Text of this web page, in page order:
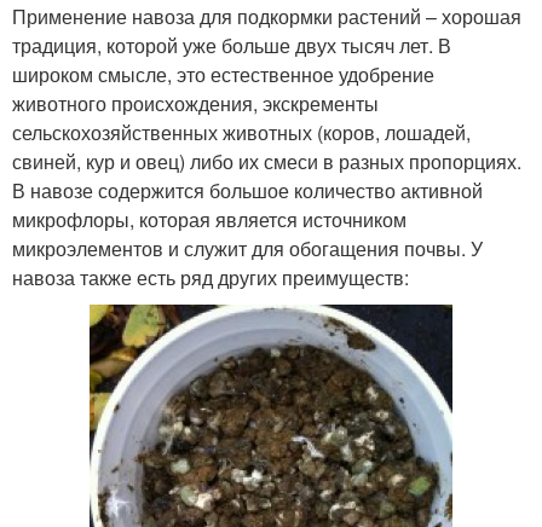
Применение навоза для подкормки растений – хорошая
традиция, которой уже больше двух тысяч лет. В
широком смысле, это естественное удобрение
животного происхождения, экскременты
сельскохозяйственных животных (коров, лошадей,
свиней, кур и овец) либо их смеси в разных пропорциях.
В навозе содержится большое количество активной
микрофлоры, которая является источником
микроэлементов и служит для обогащения почвы. У
навоза также есть ряд других преимуществ: